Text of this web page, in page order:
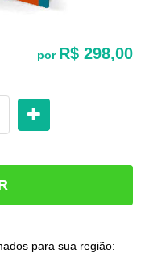
por R$ 298,00
para sua região: